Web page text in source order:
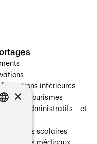
intérieures
et tourismes
administratifs et
scolaires
×